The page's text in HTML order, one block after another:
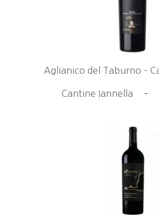
Aglianico del Taburno –
Cantine Iannella –